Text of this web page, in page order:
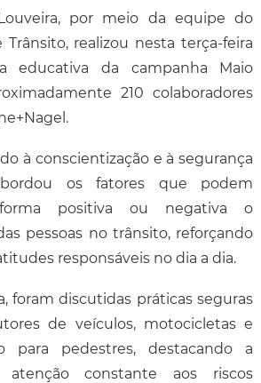
por meio da equipe do
realizou nesta terça-feira
educativa da campanha Maio
210 colaboradores
à conscientização e à segurança
os fatores que podem
positiva ou negativa o
pessoas no trânsito, reforçando
responsáveis no dia a dia.
foram discutidas práticas seguras
de veículos, motocicletas e
para pedestres, destacando a
atenção constante aos riscos